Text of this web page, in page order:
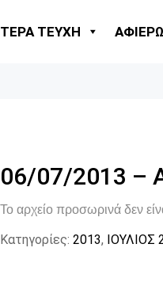
ΤΕΥΧΗ
06/07/2013 –
Το αρχείο προσωρινά δεν
Κατηγορίες: 2013, ΙΟΥΛΙΟΣ